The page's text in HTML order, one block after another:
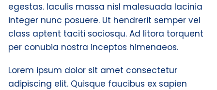
egestas. Iaculis massa nisl malesuada lacinia
integer nunc posuere. Ut hendrerit semper vel
class aptent taciti sociosqu. Ad litora torquent
per conubia nostra inceptos himenaeos.
Lorem ipsum dolor sit amet consectetur
adipiscing elit. Quisque faucibus ex sapien